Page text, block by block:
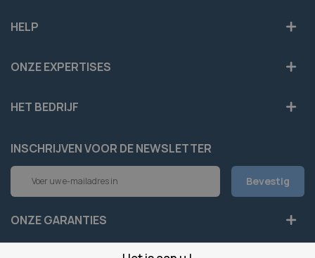
HELP
ONZE EXPERTISES
HET BEDRIJF
INSCHRIJVEN VOOR DE NEWSLETTER
Abonneer
op
onze
nieuwsbrief
Bevestig
ONZE GARANTIES